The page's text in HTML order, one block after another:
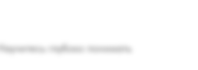
глубоко понимать